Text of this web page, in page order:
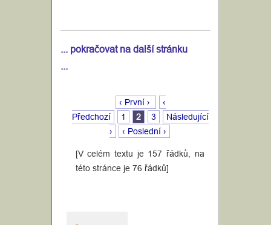
... pokračovat na další stránku
...
‹ První ›
‹
Předchozí
1 2 3
Následující
›
‹ Poslední ›
[V celém textu je 157 řádků, na
této stránce je 76 řádků]